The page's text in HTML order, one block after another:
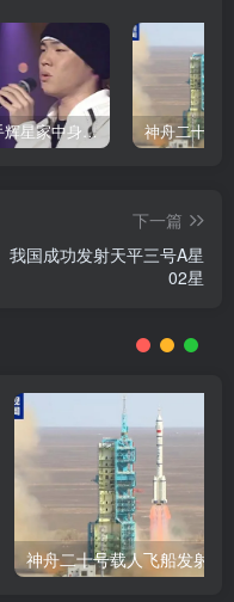
韩国歌手辉星家中身亡，终年43岁，警方调查死因
下一篇
我国成功发射天平三号A星
02星